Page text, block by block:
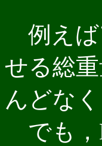
例えば
せる総
んどな
でも，